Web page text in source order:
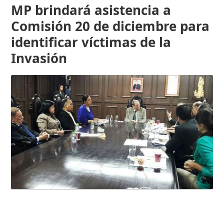
MP brindará asistencia a
Comisión 20 de diciembre para
identificar víctimas de la
Invasión